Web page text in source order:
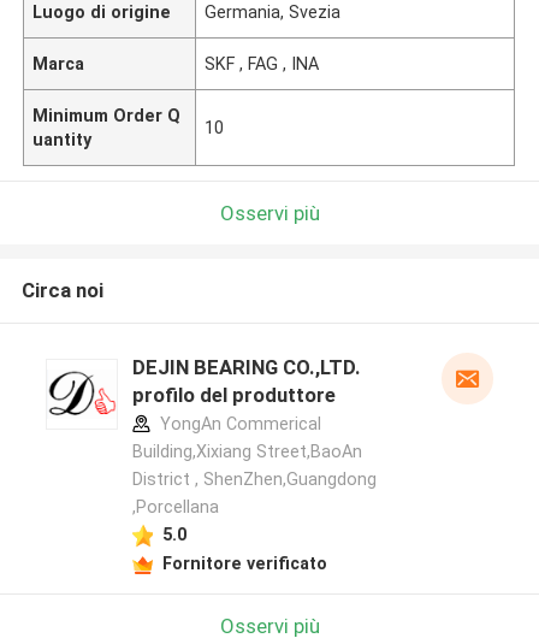
Luogo di origine Germania, Svezia
Marca SKF , FAG , INA
Minimum Order Q
uantity
10
Osservi più
Circa noi
DEJIN BEARING CO.,LTD.
profilo del produttore
YongAn Commerical
Building,Xixiang Street,BaoAn
District , ShenZhen,Guangdong
,Porcellana
5.0
Fornitore verificato
Osservi più